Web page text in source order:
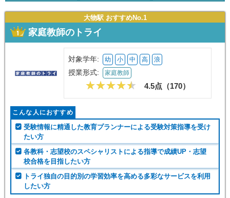
授業形
式
この条件で絞り込む
大物駅 おすすめNo.1
家庭教師のトライ
対象学年: 幼 小 中 高 浪
授業形式: 家庭教師
4.5点（170）
こんな人におすすめ
受験情報に精通した教育プランナーによる受験対策指導を受け
たい方
各教科・志望校のスペシャリストによる指導で成績UP・志望
校合格を目指したい方
トライ独自の目的別の学習効率を高める多彩なサービスを利用
したい方